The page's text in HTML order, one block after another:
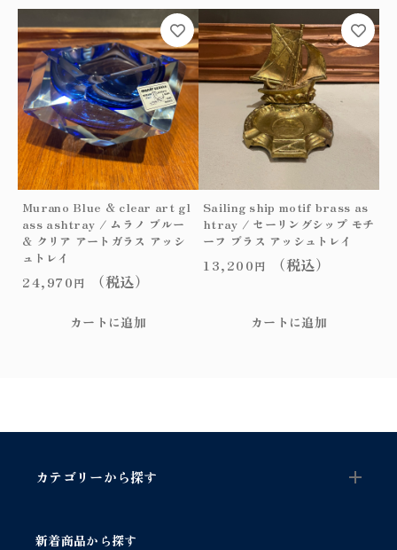
ッ
シ
ュ
ト
レ
イ
個
Murano Blue & clear art gl
ass ashtray / ムラノ ブルー
& クリア アートガラス アッシ
ュトレイ
24,970円 （税込）
カートに追加
Sailing ship motif brass as
htray / セーリングシップ モチ
ーフ ブラス アッシュトレイ
13,200円 （税込）
カートに追加
カテゴリーから探す
新着商品から探す